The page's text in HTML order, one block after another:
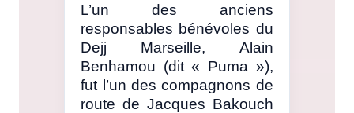
L’un des anciens
responsables bénévoles du
Dejj Marseille, Alain
Benhamou (dit « Puma »),
fut l’un des compagnons de
route de Jacques Bakouch